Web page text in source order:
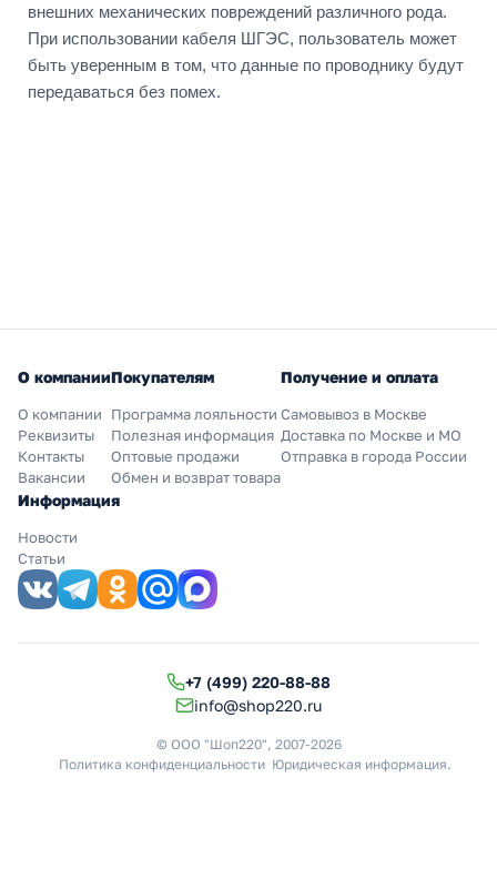
внешних механических повреждений различного рода.
При использовании кабеля ШГЭС, пользователь может
быть уверенным в том, что данные по проводнику будут
передаваться без помех.
О компании
О компании
Реквизиты
Контакты
Вакансии
Покупателям
Программа лояльности
Полезная информация
Оптовые продажи
Обмен и возврат товара
Получение и оплата
Самовывоз в Москве
Доставка по Москве и МО
Отправка в города России
Информация
Новости
Статьи
+7 (499) 220-88-88
info@shop220.ru
© ООО "Шоп220", 2007-2026
Политика конфиденциальности Юридическая информация.